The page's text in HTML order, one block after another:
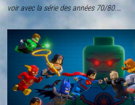
voir avec la série des années 70/80.…